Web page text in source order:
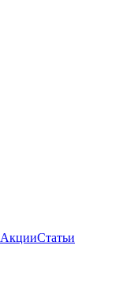
АкцииСтатьи